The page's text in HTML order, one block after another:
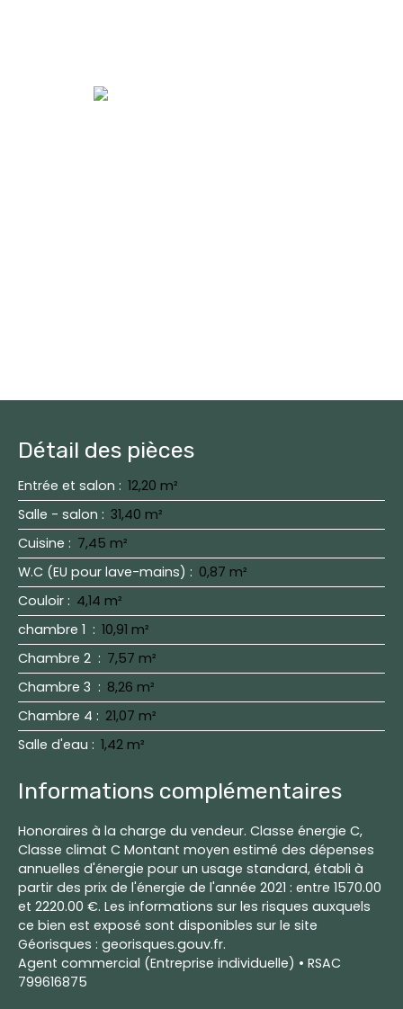
Détail des pièces
Entrée et salon : 12,20 m²
Salle - salon : 31,40 m²
Cuisine : 7,45 m²
W.C (EU pour lave-mains) : 0,87 m²
Couloir : 4,14 m²
chambre 1 : 10,91 m²
Chambre 2 : 7,57 m²
Chambre 3 : 8,26 m²
Chambre 4 : 21,07 m²
Salle d'eau : 1,42 m²
Informations complémentaires
Honoraires à la charge du vendeur. Classe énergie C,
Classe climat C Montant moyen estimé des dépenses
annuelles d'énergie pour un usage standard, établi à
partir des prix de l'énergie de l'année 2021 : entre 1570.00
et 2220.00 €. Les informations sur les risques auxquels
ce bien est exposé sont disponibles sur le site
Géorisques : georisques.gouv.fr.
Agent commercial (Entreprise individuelle) • RSAC
799616875